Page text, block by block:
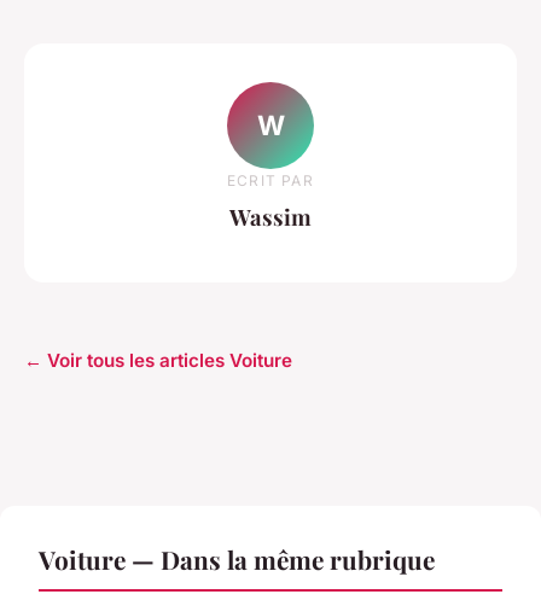
W
ECRIT PAR
Wassim
← Voir tous les articles Voiture
Voiture — Dans la même rubrique